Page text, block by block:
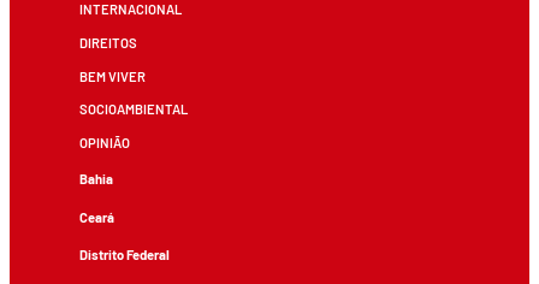
INTERNACIONAL
DIREITOS
BEM VIVER
SOCIOAMBIENTAL
OPINIÃO
Bahia
Ceará
Distrito Federal